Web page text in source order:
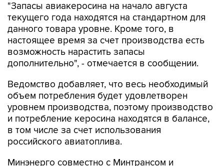
"Запасы авиакеросина на начало августа
текущего года находятся на стандартном для
данного товара уровне. Кроме того, в
настоящее время за счет производства есть
возможность нарастить запасы
дополнительно", - отмечается в сообщении.
Ведомство добавляет, что весь необходимый
объем потребления будет удовлетворен
уровнем производства, поэтому производство
и потребление керосина находятся в балансе,
в том числе за счет использования
российского авиатоплива.
Минэнерго совместно с Минтрансом и